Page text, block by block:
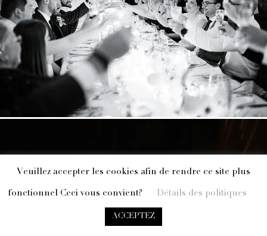
Veuillez accepter les cookies afin de rendre ce site plus
fonctionnel Ceci vous convient? Détails des politiques
ACCEPTEZ